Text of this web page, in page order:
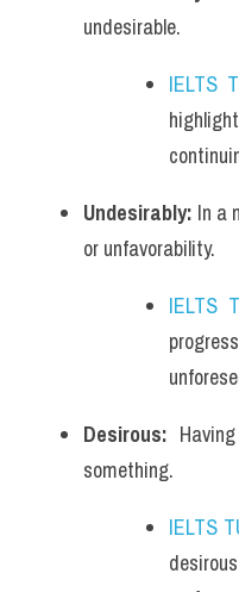
undesirable.
IELTS
Undesirably: In a
or unfavorability.
IELTS
Desirous:
something.
IELTS